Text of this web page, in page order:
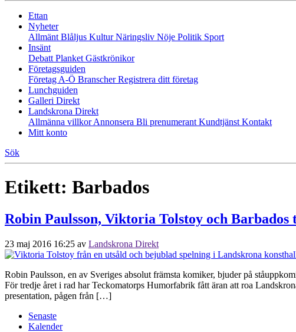
Ettan
Nyheter
Allmänt Blåljus KulturNäringsliv Nöje Politik Sport
Insänt
Debatt Planket Gästkrönikor
Företagsguiden
Företag A-Ö BranscherRegistrera ditt företag
Lunchguiden
Galleri Direkt
Landskrona Direkt
Allmänna villkorAnnonsera Bli prenumerant Kundtjänst Kontakt
Mitt konto
Sök
Etikett: Barbados
Robin Paulsson, Viktoria Tolstoy och
23 maj 2016 16:25 av Landskrona Direkt
Robin Paulsson, en av Sveriges absolut främsta komiker, bjuder på
För tredje året i rad har Teckomatorps Humorfabrik fått äran att roa
presentation, pågen från […]
Senaste
Kalender